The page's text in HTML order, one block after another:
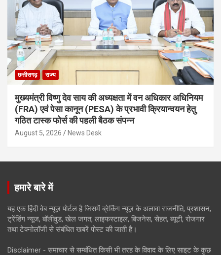
छत्तीसगढ़ राज्य
मुख्यमंत्री विष्णु देव साय की अध्यक्षता में वन अधिकार अधिनियम
(FRA) एवं पेसा कानून (PESA) के प्रभावी क्रियान्वयन हेतु
गठित टास्क फोर्स की पहली बैठक संपन्न
August 5, 2026 News Desk
हमारे बारे में
यह एक हिंदी वेब न्यूज़ पोर्टल है जिसमें ब्रेकिंग न्यूज़ के अलावा राजनीति, प्रशासन,
ट्रेंडिंग न्यूज, बॉलीवुड, खेल जगत, लाइफस्टाइल, बिजनेस, सेहत, ब्यूटी, रोजगार
तथा टेक्नोलॉजी से संबंधित खबरें पोस्ट की जाती है।
Disclaimer - समाचार से सम्बंधित किसी भी तरह के विवाद के लिए साइट के कुछ